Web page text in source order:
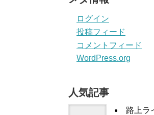
ログイン
投稿フィード
コメントフィード
WordPress.org
人気記事
路上ラ